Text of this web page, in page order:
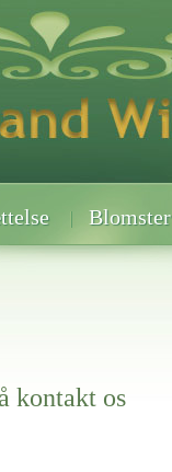
Blomster
kontakt os